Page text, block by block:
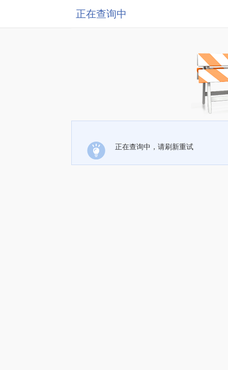
正在查询中
正在查询中，请刷新重试